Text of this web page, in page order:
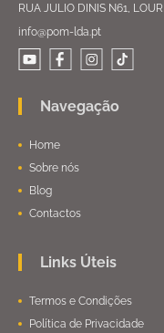
RUA JULIO DINIS N61,
info@pom-lda.pt
Navegação
Home
Sobre nós
Blog
Contactos
Links Úteis
Termos e Condições
Política de Privacidade